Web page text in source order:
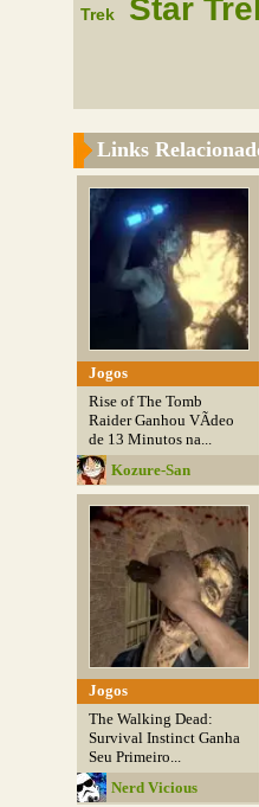
Trek Star
Links
Jogos
Rise of The Tomb
Raider Ganhou VÃ­deo
de 13 Minutos na...
Kozure-San
Jogos
The Walking Dead:
Survival Instinct Ganha
Seu Primeiro...
Nerd Vicious